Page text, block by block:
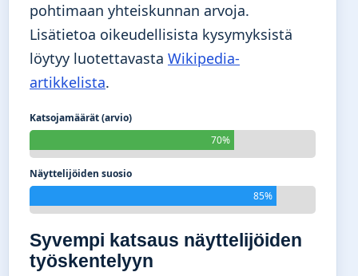
pohtimaan yhteiskunnan arvoja.
Lisätietoa oikeudellisista kysymyksistä
löytyy luotettavasta Wikipedia-
artikkelista.
Katsojamäärät (arvio)
70%
Näyttelijöiden suosio
85%
Syvempi katsaus näyttelijöiden
työskentelyyn